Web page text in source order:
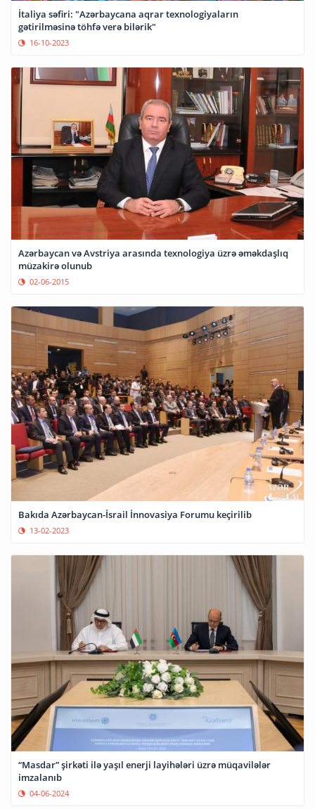
İtaliya səfiri: "Azərbaycana aqrar texnologiyaların
gətirilməsinə töhfə verə bilərik"
16-10-2023
Azərbaycan və Avstriya arasında texnologiya üzrə əməkdaşlıq
müzakirə olunub
02-06-2015
Bakıda Azərbaycan-İsrail İnnovasiya Forumu keçirilib
13-02-2023
“Masdar” şirkəti ilə yaşıl enerji layihələri üzrə müqavilələr
imzalanıb
04-06-2024